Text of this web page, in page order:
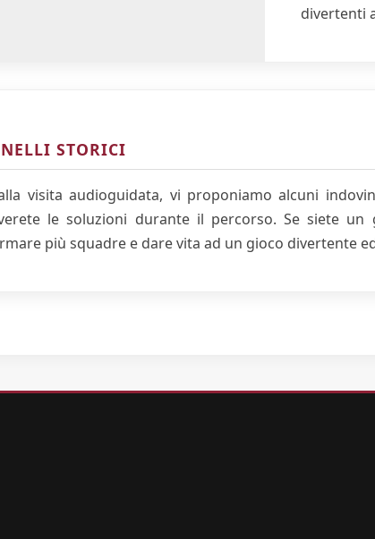
divertenti
STORICI
visita audioguidata, vi proponiamo alcuni
le soluzioni durante il percorso. Se siete un
più squadre e dare vita ad un gioco divertente